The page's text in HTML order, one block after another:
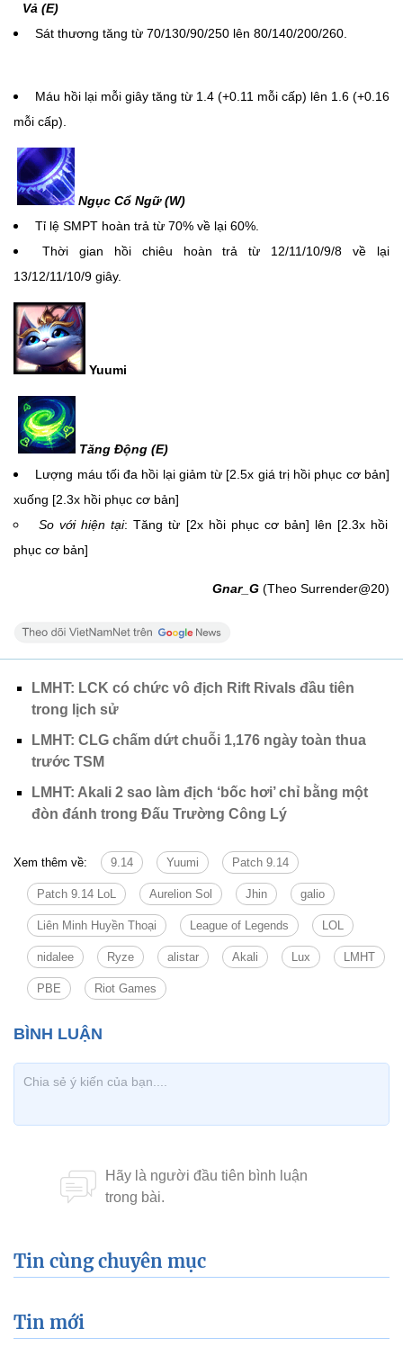
Vả (E)
Sát thương tăng từ 70/130/90/250 lên 80/140/200/260.
Máu hồi lại mỗi giây tăng từ 1.4 (+0.11 mỗi cấp) lên 1.6 (+0.16
mỗi cấp).
Ngục Cổ Ngữ (W)
Tỉ lệ SMPT hoàn trả từ 70% về lại 60%.
Thời gian hồi chiêu hoàn trả từ 12/11/10/9/8 về lại
13/12/11/10/9 giây.
Yuumi
Tăng Động (E)
Lượng máu tối đa hồi lại giảm từ [2.5x giá trị hồi phục cơ bản]
xuống [2.3x hồi phục cơ bản]
So với hiện tại: Tăng từ [2x hồi phục cơ bản] lên [2.3x hồi
phục cơ bản]
Gnar_G (Theo Surrender@20)
LMHT: LCK có chức vô địch Rift Rivals đầu tiên
trong lịch sử
LMHT: CLG chấm dứt chuỗi 1,176 ngày toàn thua
trước TSM
LMHT: Akali 2 sao làm địch ‘bốc hơi’ chỉ bằng một
đòn đánh trong Đấu Trường Công Lý
Xem thêm về: 9.14 Yuumi Patch 9.14
Patch 9.14 LoL Aurelion Sol Jhin galio
Liên Minh Huyền Thoại League of Legends LOL
nidalee Ryze alistar Akali Lux LMHT
PBE Riot Games
Tin cùng chuyên mục
Tin mới